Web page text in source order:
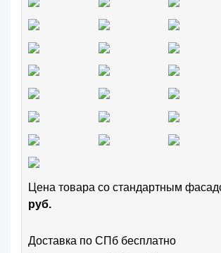
Цена товара cо стандартным
руб.
Доставка по СПб бесплатно